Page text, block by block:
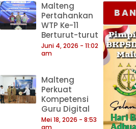
Malteng
Pertahankan
WTP Ke-11
Berturut-turut
Juni 4, 2026
11:02
am
Malteng
Perkuat
Kompetensi
Guru Digital
Mei 18, 2026
8:53
am